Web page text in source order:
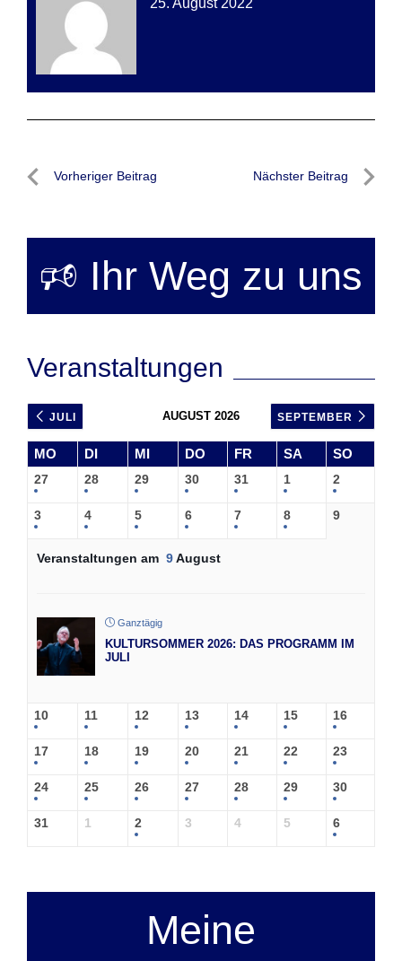
Beitragsnavigation
Vorheriger Beitrag Nächster Beitrag
🕫 Ihr Weg zu uns
Veranstaltungen
JULI AUGUST 2026 SEPTEMBER
MO DI MI DO FR SA SO
27 28 29 30 31 1 2
3 4 5 6 7 8 9
Veranstaltungen am 9August
Ganztägig
KULTURSOMMER 2026: DAS PROGRAMM IM
JULI
10 11 12 13 14 15 16
17 18 19 20 21 22 23
24 25 26 27 28 29 30
31 1 2 3 4 5 6
Meine